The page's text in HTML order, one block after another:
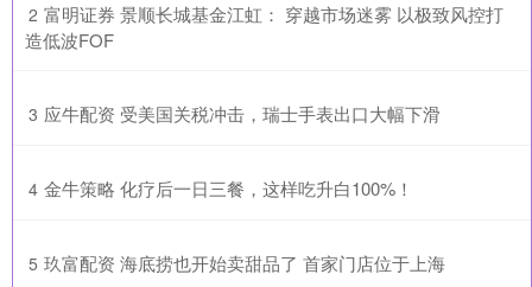
2 ​富明证券 景顺长城基金江虹： 穿越市场迷雾 以极致风控打
造低波FOF
3 ​应牛配资 受美国关税冲击，瑞士手表出口大幅下滑
4 ​金牛策略 化疗后一日三餐，这样吃升白100%！
5 ​玖富配资 海底捞也开始卖甜品了 首家门店位于上海